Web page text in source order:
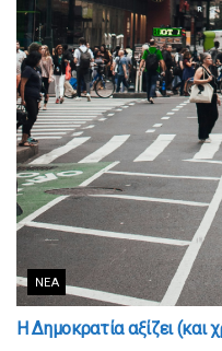
ΝΈΑ
Η Δημοκρατία αξίζει (και